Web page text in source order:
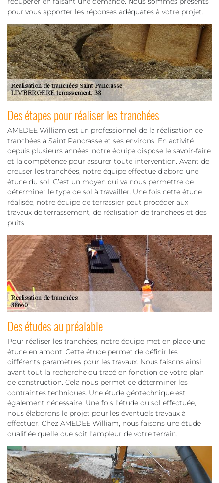
pour vous apporter les réponses adéquates à votre projet.
Des étapes pour réaliser les tranchées
AMEDEE William est un professionnel de la réalisation de
tranchées à Saint Pancrasse et ses environs. En activité
depuis plusieurs années, notre équipe dispose le savoir-faire
et la compétence pour assurer toute intervention. Avant de
creuser les tranchées, notre équipe effectue d’abord une
étude du sol. C’est un moyen qui va nous permettre de
déterminer le type de sol à travailler. Une fois cette étude
réalisée, notre équipe de terrassier peut procéder aux
travaux de terrassement, de réalisation de tranchées et des
puits.
Des études au préalable
Pour réaliser les tranchées, notre équipe met en place une
étude en amont. Cette étude permet de définir les
différents paramètres pour les travaux. Nous faisons ainsi
avant tout la recherche du tracé en fonction de votre plan
de construction. Cela nous permet de déterminer les
contraintes techniques. Une étude géotechnique est
également nécessaire. Une fois l’étude du sol effectuée,
nous élaborons le projet pour les éventuels travaux à
effectuer. Chez AMEDEE William, nous faisons une étude
qualifiée quelle que soit l’ampleur de votre terrain.